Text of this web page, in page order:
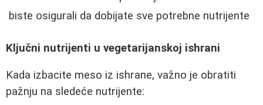
biste osigurali da dobijate sve potrebne nutrijente
Ključni nutrijenti u vegetarijanskoj ishrani
Kada izbacite meso iz ishrane, važno je obratiti
pažnju na sledeće nutrijente: